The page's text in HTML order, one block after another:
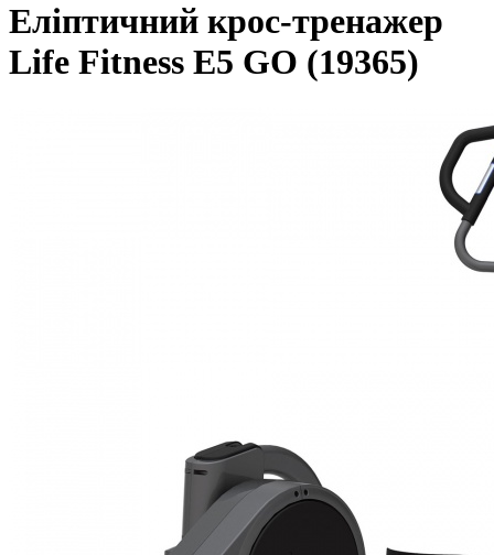
Еліптичний крос-тренажер
Life Fitness E5 GO (19365)